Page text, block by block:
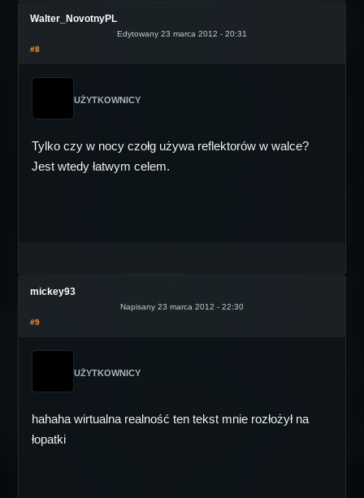
Walter_NovotnyPL
Edytowany 23 marca 2012 - 20:31
#8
UŻYTKOWNICY
Tylko czy w nocy czołg używa reflektorów w walce?
Jest wtedy łatwym celem.
mickey93
Napisany 23 marca 2012 - 22:30
#9
UŻYTKOWNICY
hahaha wirtualna realność ten tekst mnie rozłożył na
łopatki